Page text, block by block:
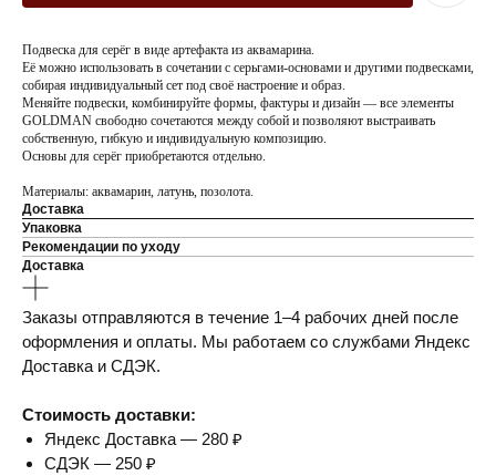
Подвеска для серёг в виде артефакта из аквамарина.
Её можно использовать в сочетании с серьгами-основами и другими подвесками,
собирая индивидуальный сет под своё настроение и образ.
Меняйте подвески, комбинируйте формы, фактуры и дизайн — все элементы
GOLDMAN свободно сочетаются между собой и позволяют выстраивать
собственную, гибкую и индивидуальную композицию.
Основы для серёг приобретаются отдельно.
Материалы: аквамарин, латунь, позолота.
Доставка
Упаковка
Рекомендации по уходу
Доставка
Заказы отправляются в течение 1–4 рабочих дней после
оформления и оплаты. Мы работаем со службами Яндекс
Доставка и СДЭК.
Стоимость доставки:
Яндекс Доставка — 280 ₽
СДЭК — 250 ₽